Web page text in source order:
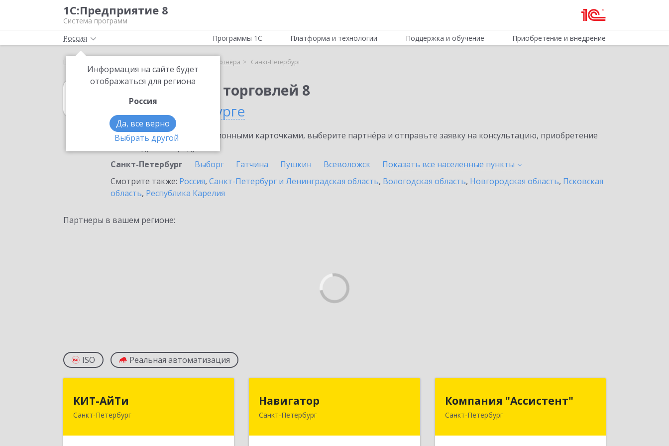
1С:Предприятие 8
Система программ
Россия
Информация на сайте будет
отображаться для региона
Россия
Да, все верно
Выбрать другой
Программы 1С Платформа и технологии Поддержка и обучение Приобретение и внедрение
Главная Выбор партнёра Санкт-Петербург
1С:Управление торговлей 8
в Санкт-Петербурге
Ознакомьтесь с информационными карточками, выберите партнёра и отправьте заявку на консультацию, приобретение
Санкт-Петербург
Выборг Гатчина Пушкин Всеволожск Показать все населенные пункты
Смотрите также: Россия, Санкт-Петербург и Ленинградская область, Вологодская область, Новгородская область, Псковская
область, Республика Карелия
Партнеры в вашем регионе:
ISO Реальная автоматизация
КИТ-АйТи
Санкт-Петербург194044, Санкт-Петербург г,
Навигатор
Санкт-Петербург
196105, Санкт-Петербург г, Юрия
Компания "Ассистент"
Санкт-Петербург195112, Санкт-Петербург г,